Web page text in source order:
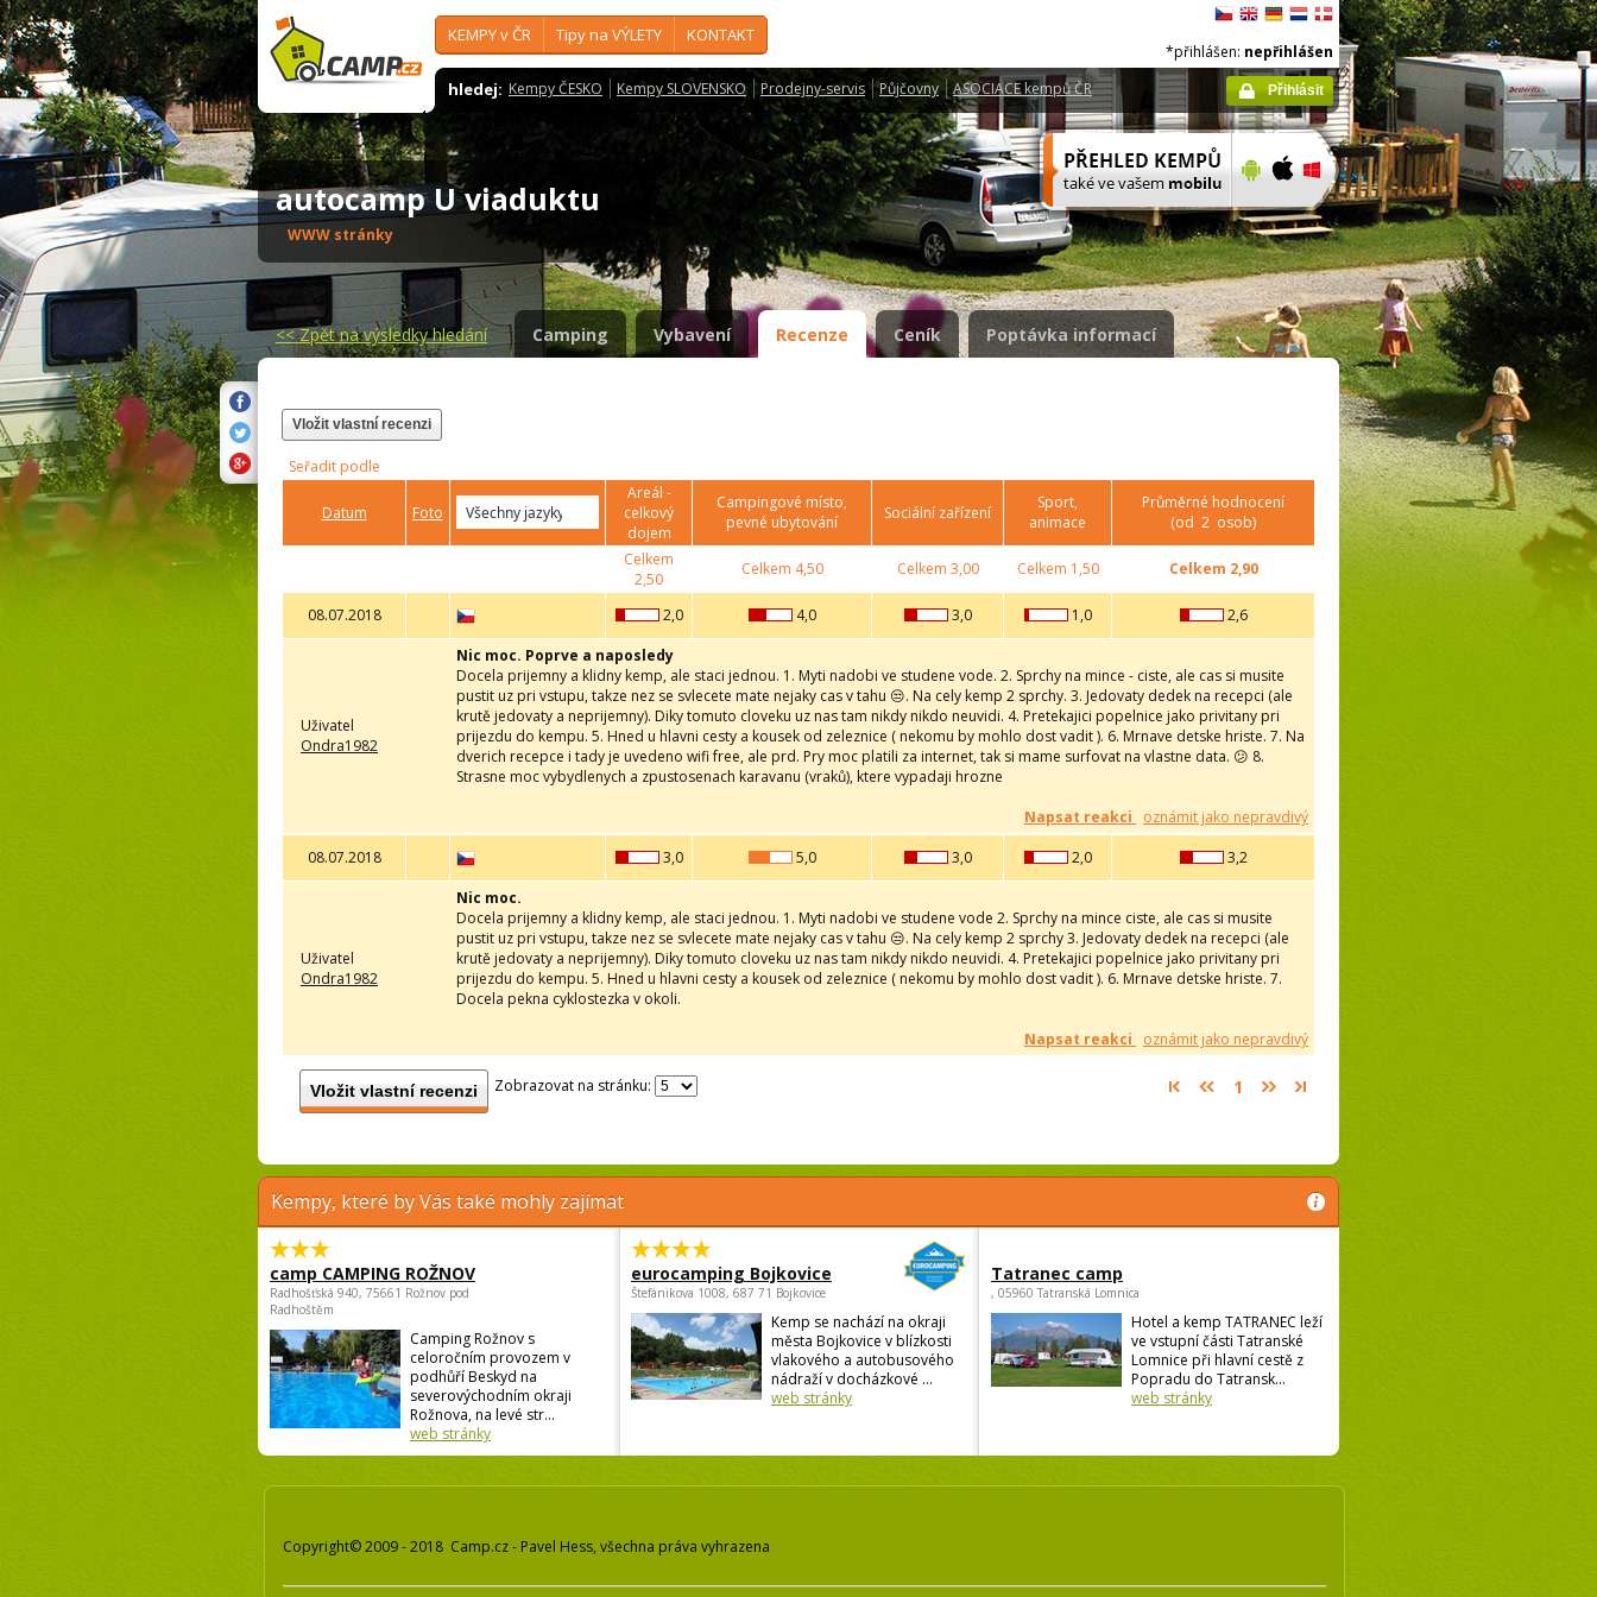
KEMPY v ČR Tipy na VÝLETY KONTAKT
hledej: Kempy ČESKO Kempy SLOVENSKO Prodejny-servis Půjčovny ASOCIACE kempů ČR
*přihlášen: nepřihlášen
Přihlásit
autocamp U viaduktu
WWW stránky
<<Zpět na výsledky hledání Camping Vybavení Recenze Ceník Poptávka informací
Vložit vlastní recenzi
Seřadit podle
Datum Foto
Areál -
celkový
dojem
Campingové místo,
pevné ubytování
Sociální zařízení
Sport,
animace
Průměrné hodnocení
(od 2 osob)
Celkem
2,50
Celkem 4,50 Celkem 3,00 Celkem 1,50 Celkem 2,90
08.07.2018 2,0 4,0 3,0 1,0 2,6
Uživatel
Ondra1982
Nic moc. Poprve a naposledy
Docela prijemny a klidny kemp, ale staci jednou. 1. Myti nadobi ve studene vode. 2. Sprchy na mince - ciste, ale cas si musite
pustit uz pri vstupu, takze nez se svlecete mate nejaky cas v tahu 😒. Na cely kemp 2 sprchy. 3. Jedovaty dedek na recepci (ale
krutě jedovaty a neprijemny). Diky tomuto cloveku uz nas tam nikdy nikdo neuvidi. 4. Pretekajici popelnice jako privitany pri
prijezdu do kempu. 5. Hned u hlavni cesty a kousek od zeleznice ( nekomu by mohlo dost vadit ). 6. Mrnave detske hriste. 7. Na
dverich recepce i tady je uvedeno wifi free, ale prd. Pry moc platili za internet, tak si mame surfovat na vlastne data. 😕 8.
Strasne moc vybydlenych a zpustosenach karavanu (vraků), ktere vypadaji hrozne
Napsat reakci
oznámit jako nepravdivý
08.07.2018
3,0 5,0 3,0 2,0 3,2
Uživatel
Ondra1982
Nic moc.
Docela prijemny a klidny kemp, ale staci jednou. 1. Myti nadobi ve studene vode 2. Sprchy na mince ciste, ale cas si musite
pustit uz pri vstupu, takze nez se svlecete mate nejaky cas v tahu 😒. Na cely kemp 2 sprchy 3. Jedovaty dedek na recepci (ale
krutě jedovaty a neprijemny). Diky tomuto cloveku uz nas tam nikdy nikdo neuvidi. 4. Pretekajici popelnice jako privitany pri
prijezdu do kempu. 5. Hned u hlavni cesty a kousek od zeleznice ( nekomu by mohlo dost vadit ). 6. Mrnave detske hriste. 7.
Docela pekna cyklostezka v okoli.
Napsat reakci
oznámit jako nepravdivý
Vložit vlastní recenzi Zobrazovat na stránku: 1
Kempy, které by Vás také mohly zajímat
camp CAMPING ROŽNOV
Radhošťská 940, 75661 Rožnov pod
Radhoštěm
Camping Rožnov s
celoročním provozem v
podhůří Beskyd na
severovýchodním okraji
Rožnova, na levé str...
web stránky
eurocamping Bojkovice
Štefánikova 1008, 687 71 Bojkovice
Kemp se nachází na okraji
města Bojkovice v blízkosti
vlakového a autobusového
nádraží v docházkové ...
web stránky
Tatranec camp
, 05960 Tatranská Lomnica
Hotel a kemp TATRANEC leží
ve vstupní části Tatranské
Lomnice při hlavní cestě z
Popradu do Tatransk...
web stránky
Copyright© 2009 - 2018 Camp.cz - Pavel Hess, všechna práva vyhrazena